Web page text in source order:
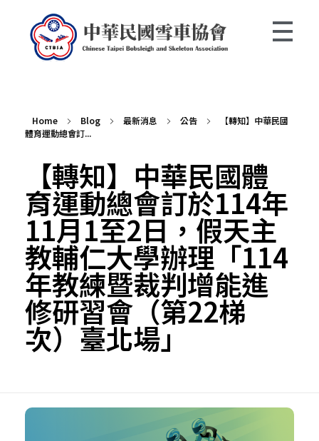
Home Blog 最新消息 公告
【轉知】中華民國
體育運動總會訂...
【轉知】中華民國體
育運動總會訂於114年
11月1至2日，假天主
教輔仁大學辦理「114
年教練暨裁判增能進
修研習會（第22梯
次）臺北場」